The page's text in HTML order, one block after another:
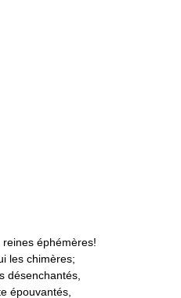
reines éphémères!
les chimères;
désenchantés,
épouvantés,